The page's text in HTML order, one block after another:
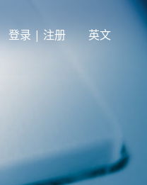
登录 | 注册 英文